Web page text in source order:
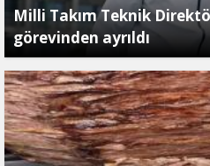
Milli Takım Teknik
görevinden ayrıldı